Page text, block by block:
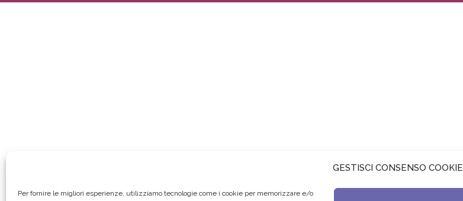
GESTISCI CONSENSO COOKIE
Per fornire le migliori esperienze, utilizziamo tecnologie come i cookie per memorizzare e/o